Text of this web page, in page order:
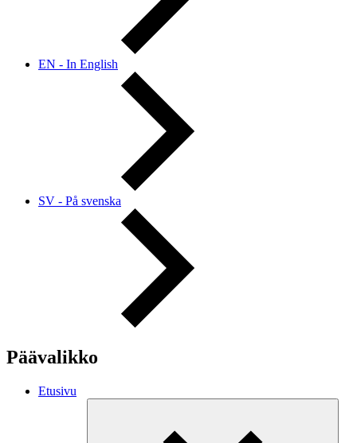
EN - In English
SV - På svenska
Päävalikko
Etusivu